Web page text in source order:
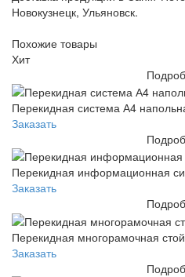
Новокузнецк, Ульяновск.
Похожие товары
Хит
Перекидная система А4
Заказать
Перекидная информационная
Заказать
Перекидная многорамочная
Заказать